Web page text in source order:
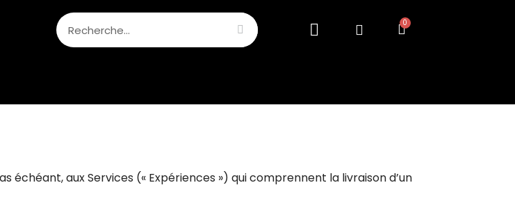
échéant, aux Services (« Expériences ») qui comprennent la livraison d’un